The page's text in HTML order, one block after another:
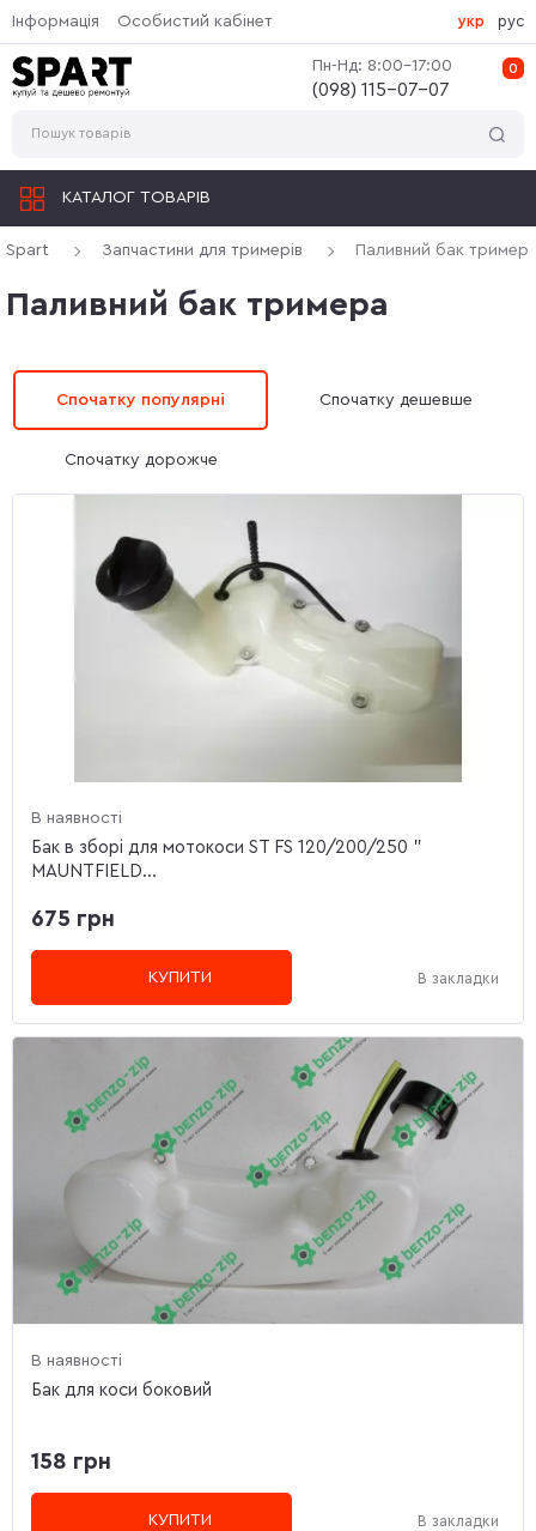
Інформація Особистий кабінет
0
Пн-Нд: 8:00-17:00
(‎098) 115-07-07
укр рус
КАТАЛОГ ТОВАРІВ
Spart Запчастини для тримерів Паливний бак
Паливний бак тримера
Спочатку популярні Спочатку дешевше
Спочатку дорожче
В наявності
Бак в зборі для мотокоси ST FS 120/200/250 "
MAUNTFIELD...
675 грн
КУПИТИ В закладки
В наявності
Бак для коси боковий
158 грн
КУПИТИ В закладки